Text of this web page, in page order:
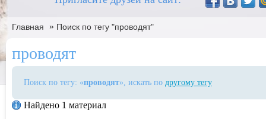
Главная » Поиск по тегу "проводят"
проводят
Поиск по тегу: «проводят», искать по другому тегу
Найдено 1 материал